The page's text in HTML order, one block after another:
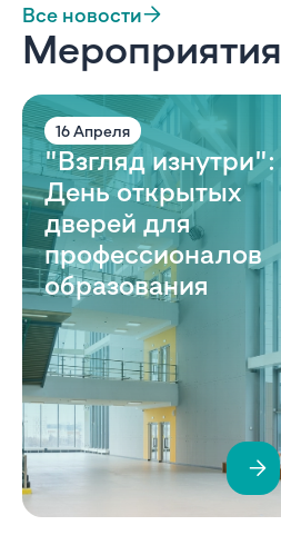
Все новости
Мероприятия
16 Апреля
"Взгляд изнутри":
День открытых
дверей для
профессионалов
образования